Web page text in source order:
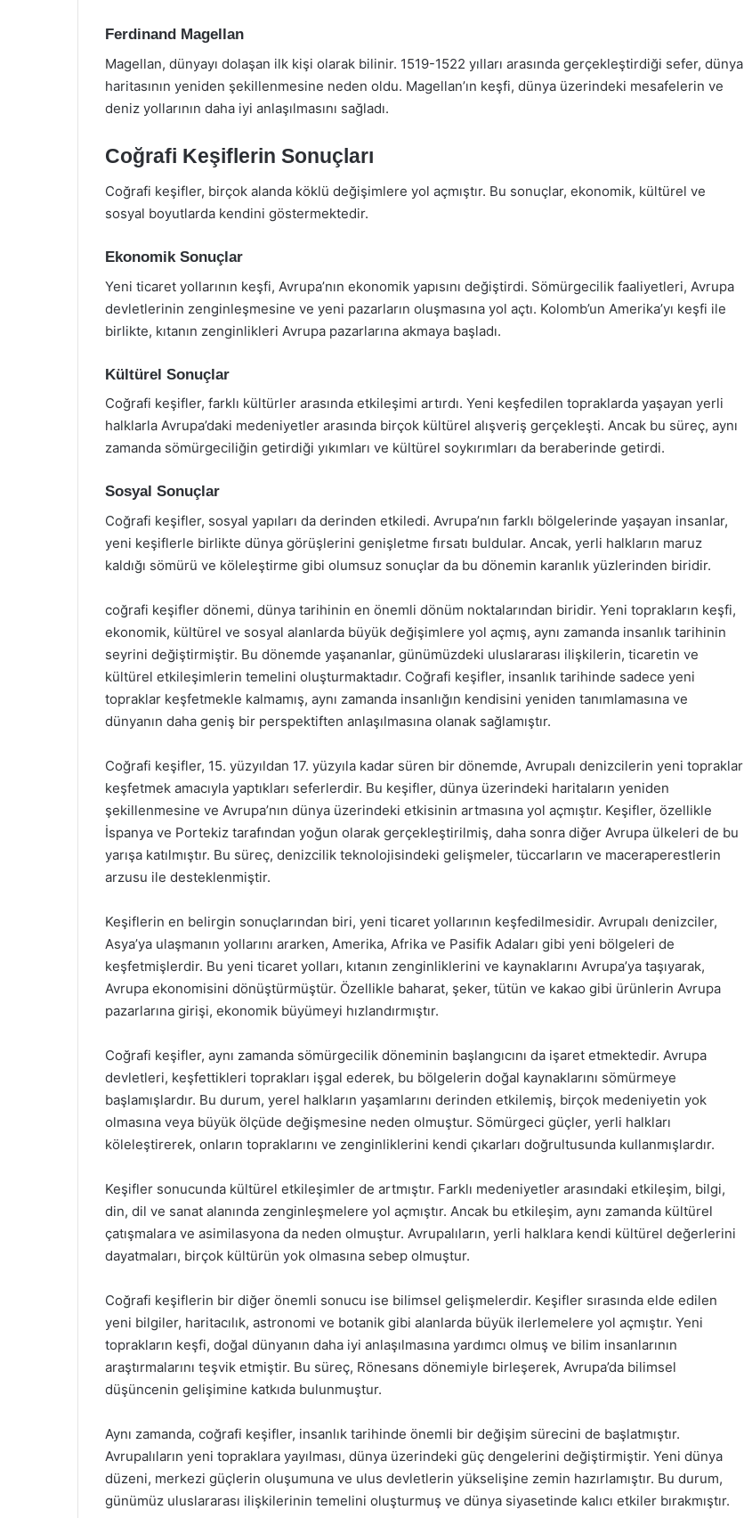
Ferdinand Magellan
Magellan, dünyayı dolaşan ilk kişi olarak bilinir. 1519-1522 yılları arasında gerçekleştirdiği sefer, dünya
haritasının yeniden şekillenmesine neden oldu. Magellan’ın keşfi, dünya üzerindeki mesafelerin ve
deniz yollarının daha iyi anlaşılmasını sağladı.
Coğrafi Keşiflerin Sonuçları
Coğrafi keşifler, birçok alanda köklü değişimlere yol açmıştır. Bu sonuçlar, ekonomik, kültürel ve
sosyal boyutlarda kendini göstermektedir.
Ekonomik Sonuçlar
Yeni ticaret yollarının keşfi, Avrupa’nın ekonomik yapısını değiştirdi. Sömürgecilik faaliyetleri, Avrupa
devletlerinin zenginleşmesine ve yeni pazarların oluşmasına yol açtı. Kolomb’un Amerika’yı keşfi ile
birlikte, kıtanın zenginlikleri Avrupa pazarlarına akmaya başladı.
Kültürel Sonuçlar
Coğrafi keşifler, farklı kültürler arasında etkileşimi artırdı. Yeni keşfedilen topraklarda yaşayan yerli
halklarla Avrupa’daki medeniyetler arasında birçok kültürel alışveriş gerçekleşti. Ancak bu süreç, aynı
zamanda sömürgeciliğin getirdiği yıkımları ve kültürel soykırımları da beraberinde getirdi.
Sosyal Sonuçlar
Coğrafi keşifler, sosyal yapıları da derinden etkiledi. Avrupa’nın farklı bölgelerinde yaşayan insanlar,
yeni keşiflerle birlikte dünya görüşlerini genişletme fırsatı buldular. Ancak, yerli halkların maruz
kaldığı sömürü ve köleleştirme gibi olumsuz sonuçlar da bu dönemin karanlık yüzlerinden biridir.
coğrafi keşifler dönemi, dünya tarihinin en önemli dönüm noktalarından biridir. Yeni toprakların keşfi,
ekonomik, kültürel ve sosyal alanlarda büyük değişimlere yol açmış, aynı zamanda insanlık tarihinin
seyrini değiştirmiştir. Bu dönemde yaşananlar, günümüzdeki uluslararası ilişkilerin, ticaretin ve
kültürel etkileşimlerin temelini oluşturmaktadır. Coğrafi keşifler, insanlık tarihinde sadece yeni
topraklar keşfetmekle kalmamış, aynı zamanda insanlığın kendisini yeniden tanımlamasına ve
dünyanın daha geniş bir perspektiften anlaşılmasına olanak sağlamıştır.
Coğrafi keşifler, 15. yüzyıldan 17. yüzyıla kadar süren bir dönemde, Avrupalı denizcilerin yeni topraklar
keşfetmek amacıyla yaptıkları seferlerdir. Bu keşifler, dünya üzerindeki haritaların yeniden
şekillenmesine ve Avrupa’nın dünya üzerindeki etkisinin artmasına yol açmıştır. Keşifler, özellikle
İspanya ve Portekiz tarafından yoğun olarak gerçekleştirilmiş, daha sonra diğer Avrupa ülkeleri de bu
yarışa katılmıştır. Bu süreç, denizcilik teknolojisindeki gelişmeler, tüccarların ve maceraperestlerin
arzusu ile desteklenmiştir.
Keşiflerin en belirgin sonuçlarından biri, yeni ticaret yollarının keşfedilmesidir. Avrupalı denizciler,
Asya’ya ulaşmanın yollarını ararken, Amerika, Afrika ve Pasifik Adaları gibi yeni bölgeleri de
keşfetmişlerdir. Bu yeni ticaret yolları, kıtanın zenginliklerini ve kaynaklarını Avrupa’ya taşıyarak,
Avrupa ekonomisini dönüştürmüştür. Özellikle baharat, şeker, tütün ve kakao gibi ürünlerin Avrupa
pazarlarına girişi, ekonomik büyümeyi hızlandırmıştır.
Coğrafi keşifler, aynı zamanda sömürgecilik döneminin başlangıcını da işaret etmektedir. Avrupa
devletleri, keşfettikleri toprakları işgal ederek, bu bölgelerin doğal kaynaklarını sömürmeye
başlamışlardır. Bu durum, yerel halkların yaşamlarını derinden etkilemiş, birçok medeniyetin yok
olmasına veya büyük ölçüde değişmesine neden olmuştur. Sömürgeci güçler, yerli halkları
köleleştirerek, onların topraklarını ve zenginliklerini kendi çıkarları doğrultusunda kullanmışlardır.
Keşifler sonucunda kültürel etkileşimler de artmıştır. Farklı medeniyetler arasındaki etkileşim, bilgi,
din, dil ve sanat alanında zenginleşmelere yol açmıştır. Ancak bu etkileşim, aynı zamanda kültürel
çatışmalara ve asimilasyona da neden olmuştur. Avrupalıların, yerli halklara kendi kültürel değerlerini
dayatmaları, birçok kültürün yok olmasına sebep olmuştur.
Coğrafi keşiflerin bir diğer önemli sonucu ise bilimsel gelişmelerdir. Keşifler sırasında elde edilen
yeni bilgiler, haritacılık, astronomi ve botanik gibi alanlarda büyük ilerlemelere yol açmıştır. Yeni
toprakların keşfi, doğal dünyanın daha iyi anlaşılmasına yardımcı olmuş ve bilim insanlarının
araştırmalarını teşvik etmiştir. Bu süreç, Rönesans dönemiyle birleşerek, Avrupa’da bilimsel
düşüncenin gelişimine katkıda bulunmuştur.
Aynı zamanda, coğrafi keşifler, insanlık tarihinde önemli bir değişim sürecini de başlatmıştır.
Avrupalıların yeni topraklara yayılması, dünya üzerindeki güç dengelerini değiştirmiştir. Yeni dünya
düzeni, merkezi güçlerin oluşumuna ve ulus devletlerin yükselişine zemin hazırlamıştır. Bu durum,
günümüz uluslararası ilişkilerinin temelini oluşturmuş ve dünya siyasetinde kalıcı etkiler bırakmıştır.